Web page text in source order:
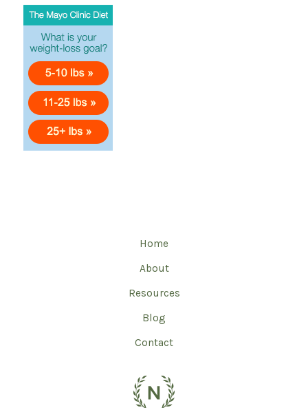
Home
About
Resources
Blog
Contact